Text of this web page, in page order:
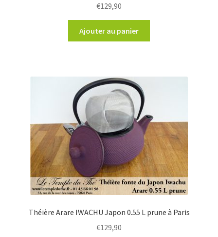
€129,90
Ajouter au panier
Théière Arare IWACHU Japon 0.55 L prune à Paris
€129,90